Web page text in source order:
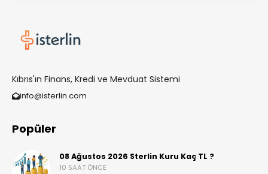
Kıbrıs'ın Finans, Kredi ve Mevduat Sistemi
info@isterlin.com
Popüler
08 Ağustos 2026 Sterlin Kuru Kaç TL ?
10 SAAT ÖNCE